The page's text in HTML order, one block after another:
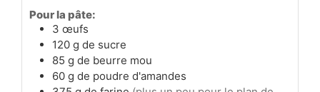
Pour la pâte:
3 œufs
120 g de sucre
85 g de beurre mou
60 g de poudre d'amandes